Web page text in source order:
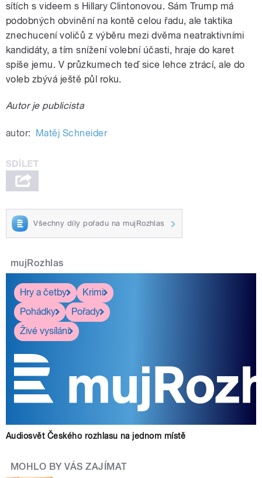
sítích s videem s Hillary Clintonovou. Sám Trump má
podobných obvinění na kontě celou řadu, ale taktika
znechucení voličů z výběru mezi dvěma neatraktivními
kandidáty, a tím snížení volební účasti, hraje do karet
spíše jemu. V průzkumech teď sice lehce ztrácí, ale do
voleb zbývá ještě půl roku.
Autor je publicista
autor: Matěj Schneider
Všechny díly pořadu na mujRozhlas
mujRozhlas
Hry a četby
Krimi
Pohádky
Pořady
Živé vysílání
Audiosvět Českého rozhlasu na jednom místě
MOHLO BY VÁS ZAJÍMAT